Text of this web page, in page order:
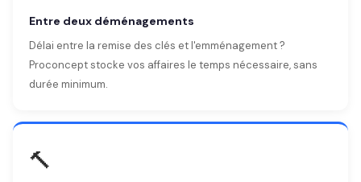
Entre deux déménagements
Délai entre la remise des clés et l'emménagement ?
Proconcept stocke vos affaires le temps nécessaire, sans
durée minimum.
🔨